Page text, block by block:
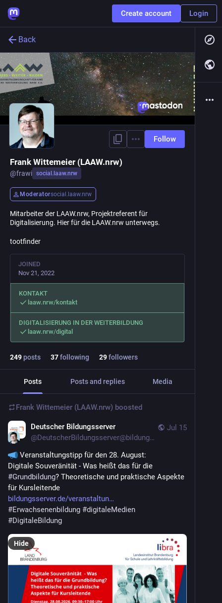
Create account Login
Back
Follow
Frank Wittemeier (LAAW.nrw)
@frawi social.laaw.nrw
Moderatorsocial.laaw.nrw
Mitarbeiter der LAAW.nrw, Projektreferent für
Digitalisierung. Hier für die LAAW.nrw unterwegs.
tootfinder
JOINED
Nov 21, 2022
KONTAKT
laaw.nrw/kontakt
DIGITALISIERUNG IN DER WEITERBILDUNG
laaw.nrw/digital
249posts 37following 29followers
Posts Posts and replies Media
Frank Wittemeier (LAAW.nrw) boosted
Jul 15
Deutscher Bildungsserver
@DeutscherBildungsserver@bildung.social
Veranstaltungstipp für den 28. August:
#Grundbildung? Theoretische und praktische Aspekte
für Kursleitende
bildungsserver.de/veranstaltun
#Erwachsenenbildung #digitaleMedien
#DigitaleBildung
Hide